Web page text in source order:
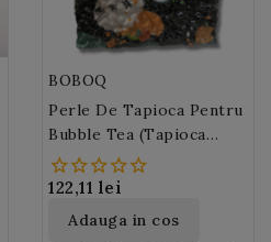
BOBOQ
Perle De Tapioca Pentru
Bubble Tea (Tapioca
Bubbles) 3 Kg
122,11 lei
Adauga in cos